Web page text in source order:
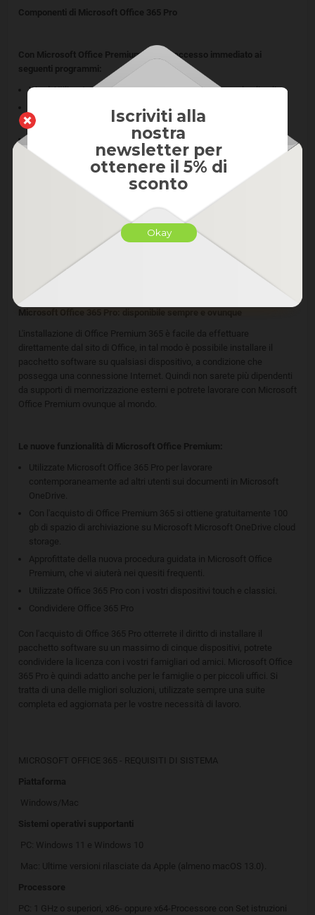
Componenti di Microsoft Office 365 Pro
Con Microsoft Office Premium, avrete accesso immediato ai
seguenti programmi:
Word. Utilizzato per creare documenti, modificare e salvarli online.
Excel. Strumento completo per fogli di calcolo, tabelle, grafici,
contabilità e simili.
OneNote. Il vostro blocco appunti virtuale.
Outlook. Per facilitare la gestione delle e-mail e contatti.
PowerPoint. Per creare presentazioni dinamiche, moderne, sia
come privato che come azienda.
Publisher. Per la progettazione di moderne brochure, volantini o
Office 365 Pro, è adatto sia a lavoro d’ufficio che a quello privato.
L’interfaccia intuitiva in tutte le applicazioni di Microsoft Office
Premium garantisce un utilizzo rapido e semplificato.
Microsoft Office 365 Pro: disponibile sempre e ovunque
L'installazione di Office Premium 365 è facile da effettuare
direttamente dal sito di Office, in tal modo è possibile installare il
pacchetto software su qualsiasi dispositivo, a condizione che
possegga una connessione Internet. Quindi non sarete più dipendenti
da supporti di memorizzazione esterni e potrete lavorare con Microsoft
Office Premium ovunque al mondo.
Le nuove funzionalità di Microsoft Office Premium:
Utilizzate Microsoft Office 365 Pro per lavorare
contemporaneamente ad altri utenti sui documenti in Microsoft
OneDrive.
Con l'acquisto di Office Premium 365 si ottiene gratuitamente 100
gb di spazio di archiviazione su Microsoft Microsoft OneDrive cloud
storage.
Approfittate della nuova procedura guidata in Microsoft Office
Premium, che vi aiuterà nei quesiti frequenti.
Utilizzate Office 365 Pro con i vostri dispositivi touch e classici.
Condividere Office 365 Pro
Con l'acquisto di Office 365 Pro otterrete il diritto di installare il
pacchetto software su un massimo di cinque dispositivi, potrete
condividere la licenza con i vostri famigliari od amici. Microsoft Office
365 Pro è quindi adatto anche per le famiglie o per piccoli uffici. Si
tratta di una delle migliori soluzioni, utilizzate sempre una suite
completa ed aggiornata per le vostre necessità di lavoro.
MICROSOFT OFFICE 365 - REQUISITI DI SISTEMA
Piattaforma
Windows/Mac
Sistemi operativi supportanti
PC: Windows 11 e Windows 10
Mac: Ultime versioni rilasciate da Apple (almeno macOS 13.0).
Processore
PC: 1 GHz o superiori, x86- oppure x64-Processore con Set istruzioni
Iscriviti alla
nostra
newsletter per
ottenere il 5% di
sconto
Okay